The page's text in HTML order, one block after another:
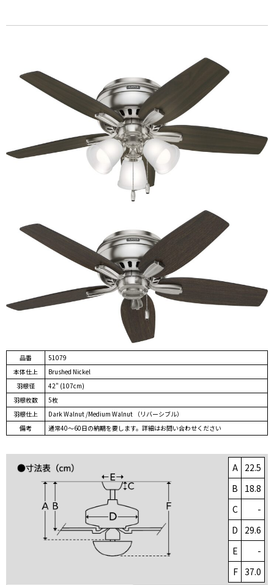
品番
51079
本体仕上
Brushed Nickel
羽根径
42" (107cm)
羽根枚数
5枚
羽根仕上
Dark Walnut /Medium Walnut （リバーシブル）
備考
通常40～60日の納期を要します。詳細はお問い合わせください
A 22.5
B
18.8
C
-
D
29.6
E
-
F 37.0